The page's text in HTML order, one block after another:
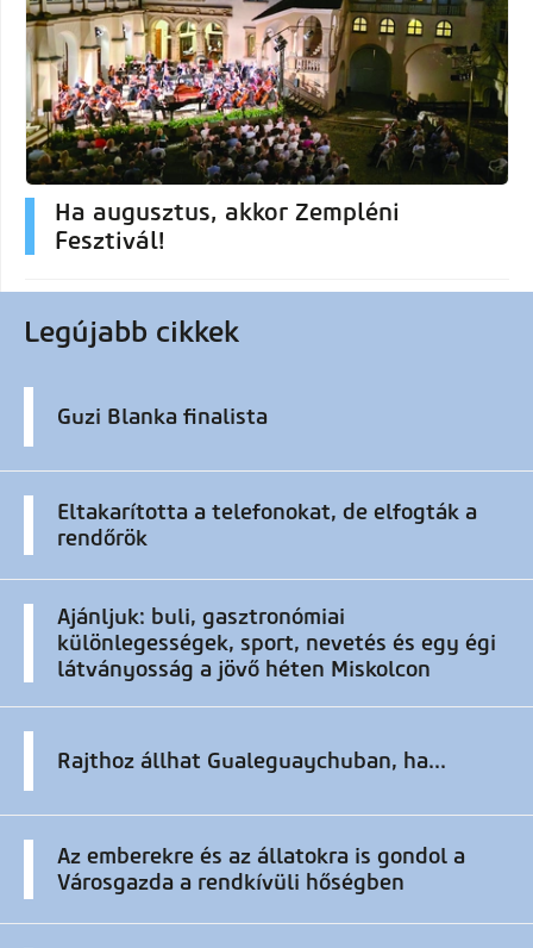
Ha augusztus, akkor Zempléni
Fesztivál!
Legújabb cikkek
Guzi Blanka finalista
Eltakarította a telefonokat, de elfogták a
rendőrök
Ajánljuk: buli, gasztronómiai
különlegességek, sport, nevetés és egy égi
látványosság a jövő héten Miskolcon
Rajthoz állhat Gualeguaychuban, ha...
Az emberekre és az állatokra is gondol a
Városgazda a rendkívüli hőségben